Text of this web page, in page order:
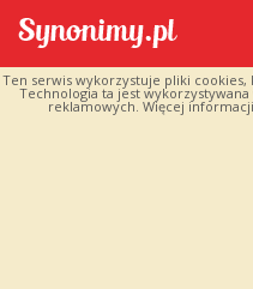
Ten serwis wykorzystuje pliki
Technologia ta jest
reklamowych. Więcej